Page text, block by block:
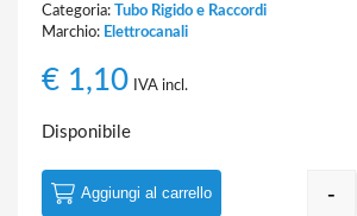
Categoria: Tubo Rigido e Raccordi
Marchio: Elettrocanali
€ 1,10 IVA incl.
Disponibile
-
Aggiungi al carrello